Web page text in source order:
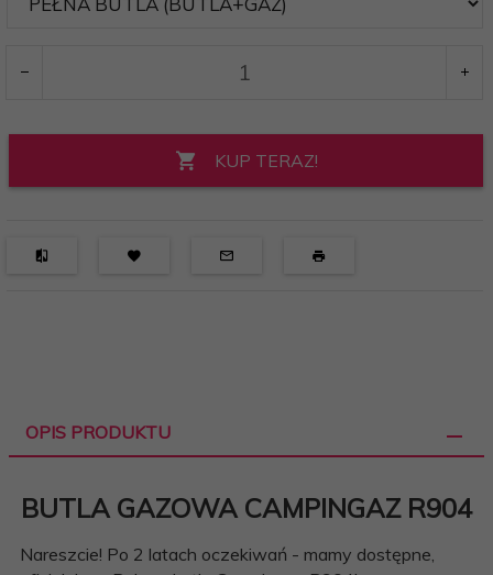
KUP TERAZ!
OPIS PRODUKTU
BUTLA GAZOWA CAMPINGAZ R904
Nareszcie! Po 2 latach oczekiwań - mamy dostępne,